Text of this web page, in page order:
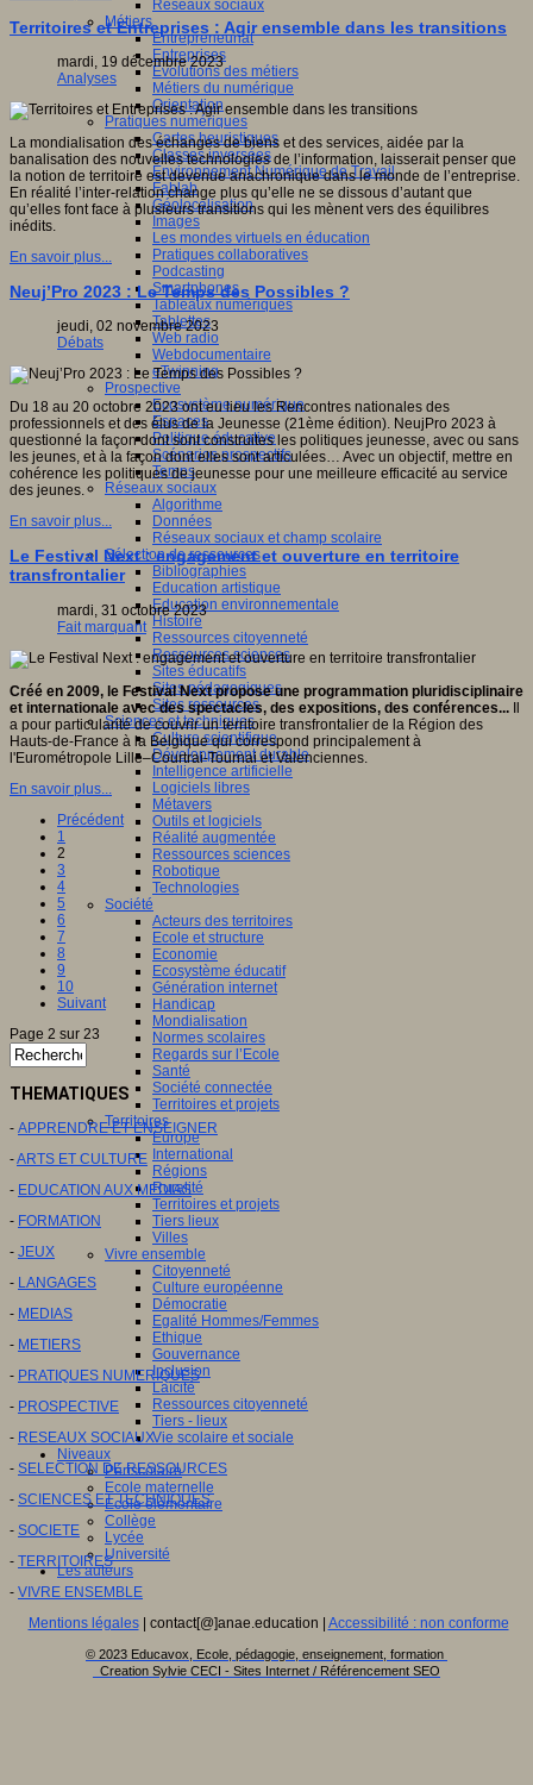
Réseaux sociaux
Métiers
Entrepreneuriat
Entreprises
Evolutions des métiers
Métiers du numérique
Orientation
Pratiques numériques
Cartes heuristiques
Classes inversées
Environnement Numérique de Travail
Fablab
Géolocalisation
Images
Les mondes virtuels en éducation
Pratiques collaboratives
Podcasting
Smartphones
Tableaux numériques
Tablettes
Web radio
Webdocumentaire
eTwinning
Prospective
Ecosystème numérique
Espaces
Politique éducative
Scénarios prospectifs
Temps
Réseaux sociaux
Algorithme
Données
Réseaux sociaux et champ scolaire
Sélection de ressources
Bibliographies
Education artistique
Education environnementale
Histoire
Ressources citoyenneté
Ressources sciences
Sites éducatifs
Sites pédagogiques
Sites ressources
Sciences et techniques
Culture scientifique
Développement durable
Intelligence artificielle
Logiciels libres
Métavers
Outils et logiciels
Réalité augmentée
Ressources sciences
Robotique
Technologies
Société
Acteurs des territoires
Ecole et structure
Economie
Ecosystème éducatif
Génération internet
Handicap
Mondialisation
Normes scolaires
Regards sur l’Ecole
Santé
Société connectée
Territoires et projets
Territoires
Europe
International
Régions
Ruralité
Territoires et projets
Tiers lieux
Villes
Vivre ensemble
Citoyenneté
Culture européenne
Démocratie
Egalité Hommes/Femmes
Ethique
Gouvernance
Inclusion
Laïcité
Ressources citoyenneté
Tiers - lieux
Vie scolaire et sociale
Niveaux
Périscolaire
Ecole maternelle
Ecole élémentaire
Collège
Lycée
Université
Les auteurs
Territoires et Entreprises : Agir ensemble dans les transitions
mardi, 19 décembre 2023
Analyses
La mondialisation des échanges de biens et des services, aidée par la
banalisation des nouvelles technologies de l’information, laisserait penser que
la notion de territoire est devenue anachronique dans le monde de l’entreprise.
En réalité l’inter-relation change plus qu’elle ne se dissous d’autant que
qu’elles font face à plusieurs transitions qui les mènent vers des équilibres
inédits.
En savoir plus...
Neuj’Pro 2023 : Le Temps des Possibles ?
jeudi, 02 novembre 2023
Débats
Du 18 au 20 octobre 2023 ont eu lieu les Rencontres nationales des
professionnels et des élus de la Jeunesse (21ème édition). NeujPro 2023 à
questionné la façon dont sont construites les politiques jeunesse, avec ou sans
les jeunes, et à la façon dont elles sont articulées… Avec un objectif, mettre en
cohérence les politiques de jeunesse pour une meilleure efficacité au service
des jeunes.
En savoir plus...
Le Festival Next : engagement et ouverture en territoire
transfrontalier
mardi, 31 octobre 2023
Fait marquant
Créé en 2009, le Festival Next propose une programmation pluridisciplinaire
et internationale avec des spectacles, des expositions, des conférences... Il
a pour particularité de couvrir un territoire transfrontalier de la Région des
Hauts-de-France à la Belgique qui correspond principalement à
l'Eurométropole Lille–Courtrai-Tournai et Valenciennes.
En savoir plus...
Précédent
1
2
3
4
5
6
7
8
9
10
Suivant
Page 2 sur 23
THEMATIQUES
- APPRENDRE ET ENSEIGNER
-ARTS ET CULTURE
- EDUCATION AUX MEDIAS
- FORMATION
- JEUX
- LANGAGES
- MEDIAS
- METIERS
- PRATIQUES NUMERIQUES
- PROSPECTIVE
- RESEAUX SOCIAUX
- SELECTION DE RESSOURCES
- SCIENCES ET TECHNIQUES
- SOCIETE
- TERRITOIRES
- VIVRE ENSEMBLE
Mentions légales| contact[@]anae.education | Accessibilité : non conforme
© 2023 Educavox, Ecole, pédagogie, enseignement, formation
Creation Sylvie CECI - Sites Internet / Référencement SEO